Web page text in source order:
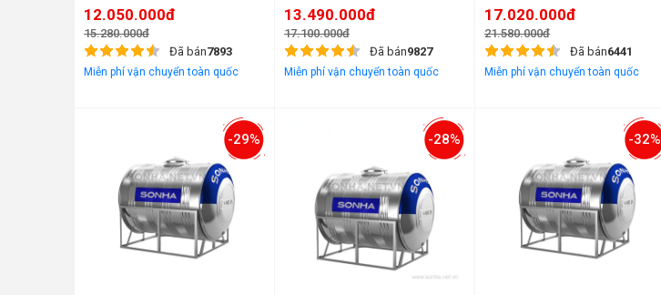
12.050.000đ
15.280.000đ
Đã bán7893
Miễn phí vận chuyển toàn quốc
13.490.000đ
17.100.000đ
Đã bán9827
Miễn phí vận chuyển toàn quốc
17.020.000đ
21.580.000đ
Đã bán6441
Miễn phí vận chuyển toàn quốc
-29% -28% -32%